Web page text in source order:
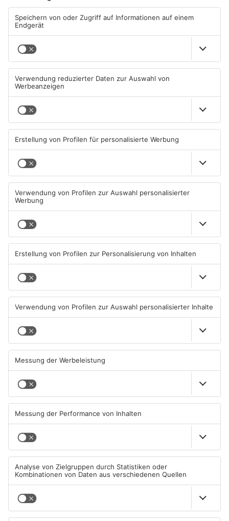
Einbruch ins Seligenstädter
Jugendzentrum scheitert
06.08.2026, 13:56 UHR IN KREIS
OFFENBACH
belastet
06.08.2026, 06:45 UHR IN KREIS
OFFENBACH
Senior vor Offenbacher Bank
abgelenkt und bestohlen
Polizeieinsatz in Mühlheimer
Supermarkt
Hier brauchen Autofahrer in
Rodgau jetzt mehr Geduld
04.08.2026, 06:47 UHR IN KREIS
OFFENBACH
IHK registriert mehr
Unternehmensgründungen
im Kreis Offenbach
04.08.2026, 06:41 UHR IN KREIS